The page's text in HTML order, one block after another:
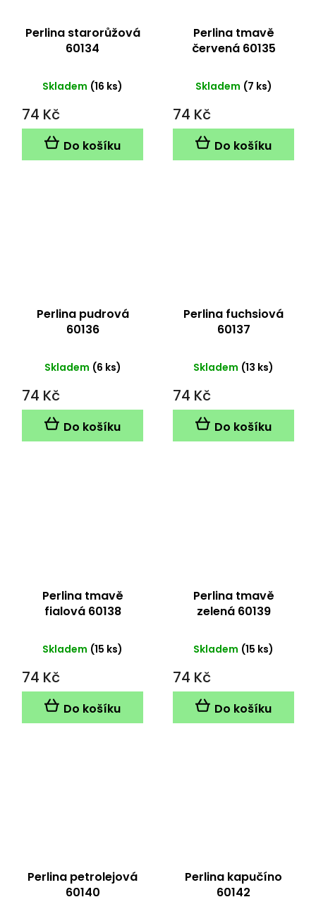
Perlina starorůžová
60134
Skladem (16 ks)
74 Kč
Do košíku
Perlina tmavě
červená 60135
Skladem (7 ks)
74 Kč
Do košíku
Perlina pudrová
60136
Skladem (6 ks)
74 Kč
Do košíku
Perlina fuchsiová
60137
Skladem (13 ks)
74 Kč
Do košíku
Perlina tmavě
fialová 60138
Skladem (15 ks)
74 Kč
Do košíku
Perlina tmavě
zelená 60139
Skladem (15 ks)
74 Kč
Do košíku
Perlina petrolejová
60140
Perlina kapučíno
60142